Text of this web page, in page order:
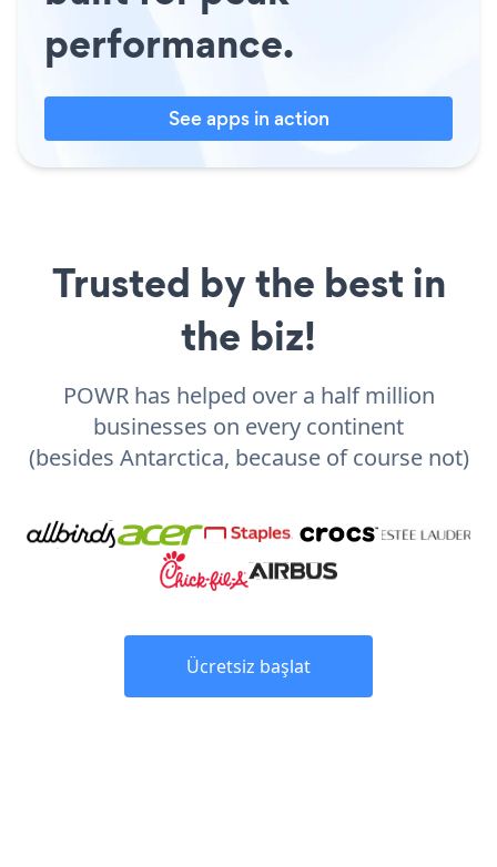
performance.
See apps in action
Trusted by the best in
the biz!
POWR has helped over a half million
businesses on every continent
(besides Antarctica, because of course not)
Ücretsiz başlat